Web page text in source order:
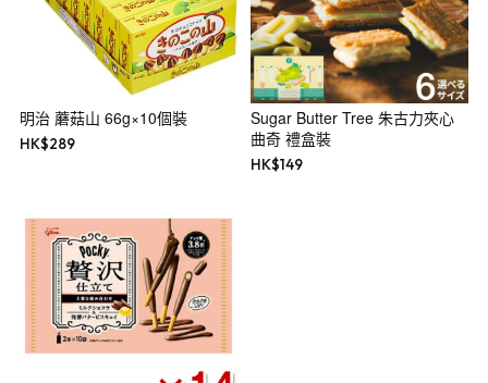
明治 蘑菇山 66g×10個裝
HK$289
Sugar Butter Tree 朱古力夾心
曲奇 禮盒裝
HK$149